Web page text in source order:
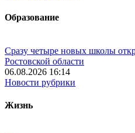
Образование
Сразу четыре новых школы
Ростовской области
06.08.2026 16:14
Новости рубрики
Жизнь